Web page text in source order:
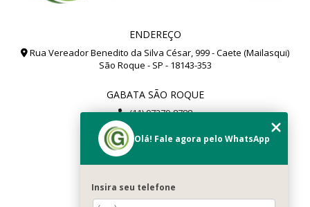
ENDEREÇO
Rua Vereador Benedito da Silva César, 999 - Caete (Mailasqui)
São Roque - SP - 18143-353
GABATA SÃO ROQUE
(11) 97279-8788
(11) 99112-8504
gabata@gabata.com.br
Home
Olá! Fale agora pelo WhatsApp
Insira seu telefone